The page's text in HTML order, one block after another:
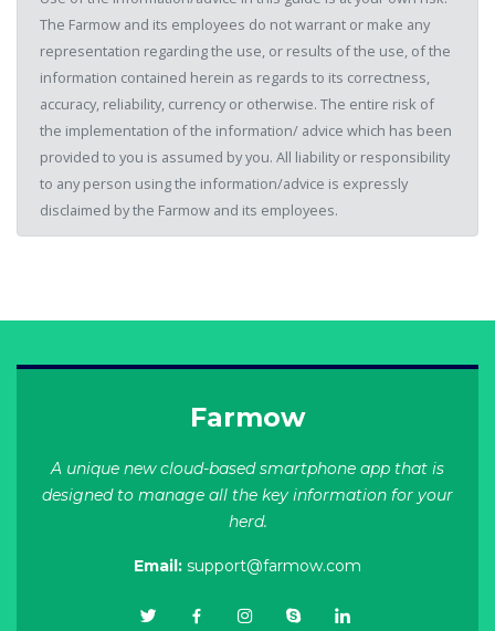
The Farmow and its employees do not warrant or make any
representation regarding the use, or results of the use, of the
information contained herein as regards to its correctness,
accuracy, reliability, currency or otherwise. The entire risk of
the implementation of the information/ advice which has been
provided to you is assumed by you. All liability or responsibility
to any person using the information/advice is expressly
disclaimed by the Farmow and its employees.
Farmow
A unique new cloud-based smartphone app that is
designed to manage all the key information for your
herd.
Email: support@farmow.com